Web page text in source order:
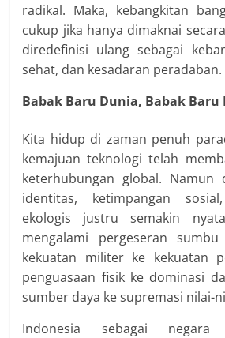
radikal. Maka, kebangkitan
cukup jika hanya dimaknai
diredefinisi ulang sebagai
sehat, dan kesadaran peradaban.
Babak Baru Dunia, Babak Baru
Kita hidup di zaman penuh
kemajuan teknologi telah
keterhubungan global.
identitas, ketimpangan
ekologis justru semakin
mengalami pergeseran
kekuatan militer ke kekuatan
penguasaan fisik ke dominasi
sumber daya ke supremasi nilai-
Indonesia sebagai